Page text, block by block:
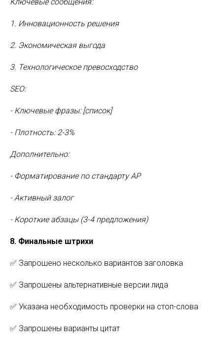
1. Инновационность решения
2. Экономическая выгода
3. Технологическое превосходство
SEO:
- Ключевые фразы: [список]
- Плотность: 2-3%
Дополнительно:
- Форматирование по стандарту AP
- Активный залог
- Короткие абзацы (3-4 предложения)
8. Финальные штрихи
✅ Запрошено несколько вариантов заголовка
✅ Запрошены альтернативные версии лида
✅ Указана необходимость проверки на стоп-слова
✅ Запрошены варианты цитат